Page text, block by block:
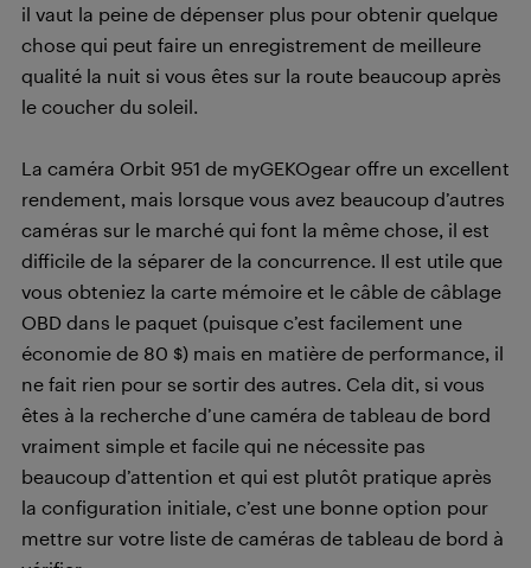
il vaut la peine de dépenser plus pour obtenir quelque
chose qui peut faire un enregistrement de meilleure
qualité la nuit si vous êtes sur la route beaucoup après
le coucher du soleil.
La caméra Orbit 951 de myGEKOgear offre un excellent
rendement, mais lorsque vous avez beaucoup d’autres
caméras sur le marché qui font la même chose, il est
difficile de la séparer de la concurrence. Il est utile que
vous obteniez la carte mémoire et le câble de câblage
OBD dans le paquet (puisque c’est facilement une
économie de 80 $) mais en matière de performance, il
ne fait rien pour se sortir des autres. Cela dit, si vous
êtes à la recherche d’une caméra de tableau de bord
vraiment simple et facile qui ne nécessite pas
beaucoup d’attention et qui est plutôt pratique après
la configuration initiale, c’est une bonne option pour
mettre sur votre liste de caméras de tableau de bord à